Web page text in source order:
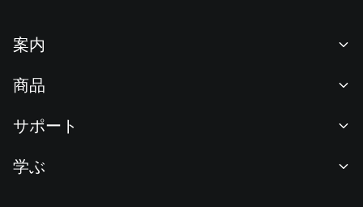
案内
ニュースルーム
F1 Oracle Red Bull Racing 公式スポンサー
商品
現物取引
サポート
学ぶ